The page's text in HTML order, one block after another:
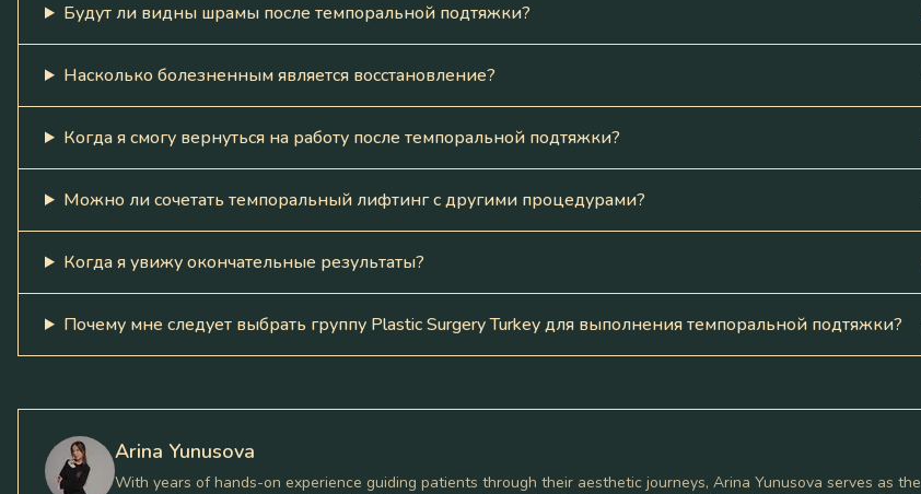
Будут ли видны шрамы после темпоральной подтяжки?
Насколько болезненным является восстановление?
Когда я смогу вернуться на работу после темпоральной подтяжки?
Можно ли сочетать темпоральный лифтинг с другими процедурами?
Когда я увижу окончательные результаты?
Почему мне следует выбрать группу Plastic Surgery Turkey для выполнения темпоральной подтяжки?
Arina Yunusova
With years of hands-on experience guiding patients through their aesthetic journeys, Arina Yunusova serves as the